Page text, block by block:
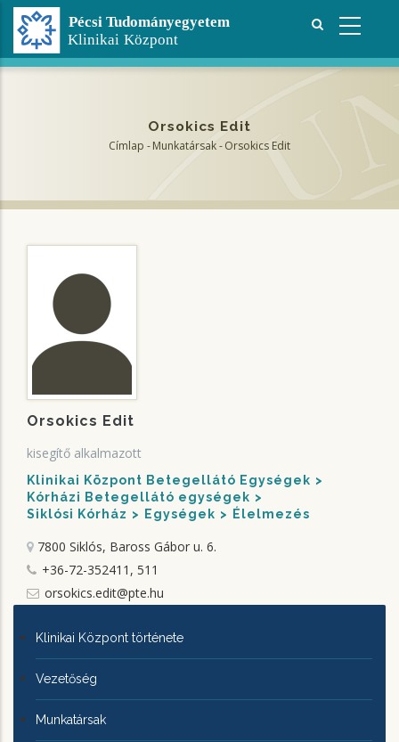
Ugrás
tartalomra
Orsokics Edit
Címlap -Munkatársak-Orsokics Edit
Orsokics Edit
kisegítő alkalmazott
Klinikai Központ Betegellátó Egységek
Kórházi Betegellátó egységek
Siklósi Kórház
Egységek Élelmezés
7800 Siklós, Baross Gábor u. 6.
+36-72-352411, 511
orsokics.edit@pte.hu
KLINIKAI
KÖZPONTRÓL
Klinikai Központ története
Vezetőség
Munkatársak